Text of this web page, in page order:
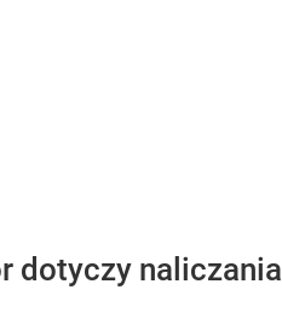
dotyczy naliczania